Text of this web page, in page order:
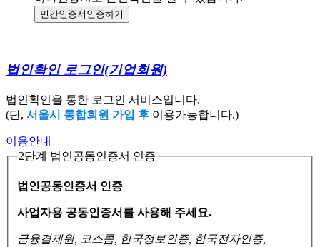
민간인증서 인증하기
법인확인 로그인(기업회원)
법인확인을 통한 로그인 서비스입니다.
(단, 서울시 통합회원 가입 후 이용가능합니다.)
이용안내
2단계 법인공동인증서 인증
법인공동인증서 인증
사업자용 공동인증서를 사용해 주세요.
금융결제원, 코스콤, 한국정보인증, 한국전자인증,